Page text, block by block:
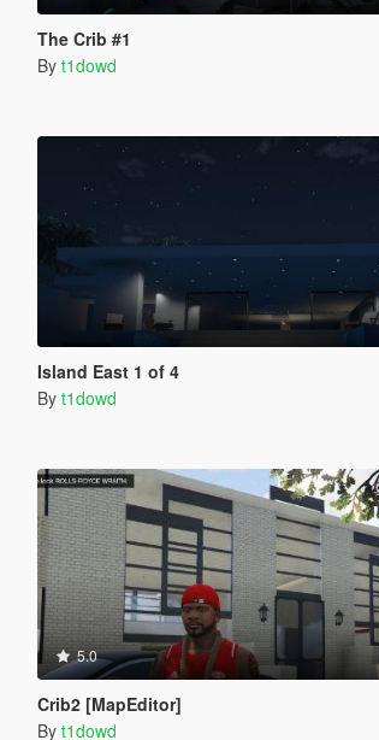
The Crib #1
By t1dowd
Island East 1 of 4
By t1dowd
5.0
Crib2 [MapEditor]
By t1dowd